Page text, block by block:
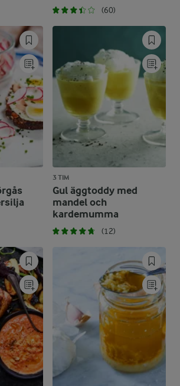
(60)
3 TIM
Gul äggtoddy med
mandel och
kardemumma
(12)